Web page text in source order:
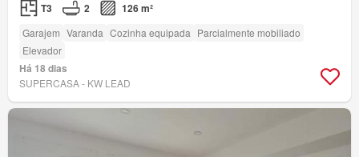
T3 2 126 m²
Garajem Varanda Cozinha equipada Parcialmente mobiliado
Elevador
Há 18 dias
SUPERCASA - KW LEAD